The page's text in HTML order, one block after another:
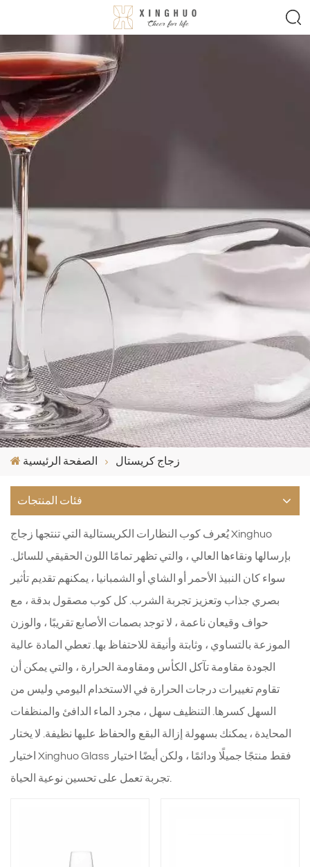
الصفحة الرئيسية زجاج كريستال
فئات المنتجات
يُعرف كوب النظارات الكريستالية التي تنتجها زجاج Xinghuo
بإرسالها ونقاءها العالي ، والتي تظهر تمامًا اللون الحقيقي للسائل.
سواء كان النبيذ الأحمر أو الشاي أو الشمبانيا ، يمكنهم تقديم تأثير
بصري جذاب وتعزيز تجربة الشرب. كل كوب مصقول بدقة ، مع
حواف وقيعان ناعمة ، لا توجد بصمات الأصابع تقريبًا ، والوزن
الموزعة بالتساوي ، وثابتة وأنيقة للاحتفاظ بها. تعطي المادة عالية
الجودة مقاومة تآكل الكأس ومقاومة الحرارة ، والتي يمكن أن
تقاوم تغييرات درجات الحرارة في الاستخدام اليومي وليس من
السهل كسرها. التنظيف سهل ، مجرد الماء الدافئ والمنظفات
المحايدة ، يمكنك بسهولة إزالة البقع والحفاظ عليها نظيفة. لا يختار
اختيار Xinghuo Glass فقط منتجًا جميلًا ودائمًا ، ولكن أيضًا اختيار
تجربة تعمل على تحسين نوعية الحياة.